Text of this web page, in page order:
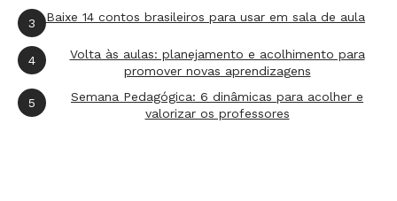
3 Baixe 14 contos brasileiros para usar em sala de aula
4
Volta às aulas: planejamento e acolhimento para
promover novas aprendizagens
5
Semana Pedagógica: 6 dinâmicas para acolher e
valorizar os professores